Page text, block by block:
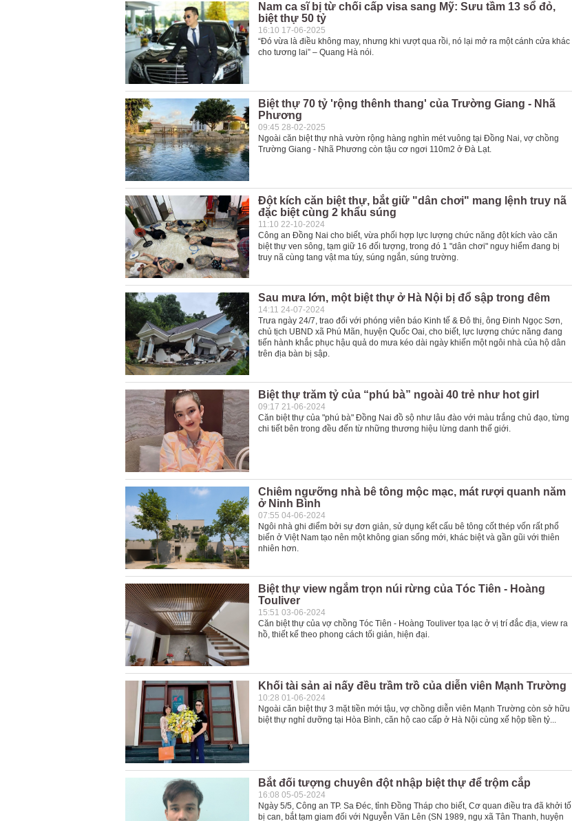
Nam ca sĩ bị từ chối cấp visa sang Mỹ: Sưu tầm 13 sổ đỏ,
biệt thự 50 tỷ
16:10 17-06-2025
“Đó vừa là điều không may, nhưng khi vượt qua rồi, nó lại mở ra một cánh cửa khác
cho tương lai” – Quang Hà nói.
Biệt thự 70 tỷ 'rộng thênh thang' của Trường Giang - Nhã
Phương
09:45 28-02-2025
Ngoài căn biệt thự nhà vườn rộng hàng nghìn mét vuông tại Đồng Nai, vợ chồng
Trường Giang - Nhã Phương còn tậu cơ ngơi 110m2 ở Đà Lạt.
Đột kích căn biệt thự, bắt giữ "dân chơi" mang lệnh truy nã
đặc biệt cùng 2 khẩu súng
11:10 22-10-2024
Công an Đồng Nai cho biết, vừa phối hợp lực lượng chức năng đột kích vào căn
biệt thự ven sông, tạm giữ 16 đối tượng, trong đó 1 "dân chơi" nguy hiểm đang bị
truy nã cùng tang vật ma túy, súng ngắn, súng trường.
Sau mưa lớn, một biệt thự ở Hà Nội bị đổ sập trong đêm
14:11 24-07-2024
Trưa ngày 24/7, trao đổi với phóng viên báo Kinh tế & Đô thị, ông Đinh Ngọc Sơn,
chủ tịch UBND xã Phú Mãn, huyện Quốc Oai, cho biết, lực lượng chức năng đang
tiến hành khắc phục hậu quả do mưa kéo dài ngày khiến một ngôi nhà của hộ dân
trên địa bàn bị sập.
Biệt thự trăm tỷ của “phú bà” ngoài 40 trẻ như hot girl
09:17 21-06-2024
Căn biệt thự của "phú bà" Đồng Nai đồ sộ như lâu đào với màu trắng chủ đạo, từng
chi tiết bên trong đều đến từ những thương hiệu lừng danh thế giới.
Chiêm ngưỡng nhà bê tông mộc mạc, mát rượi quanh năm
ở Ninh Bình
07:55 04-06-2024
Ngôi nhà ghi điểm bởi sự đơn giản, sử dụng kết cấu bê tông cốt thép vốn rất phổ
biến ở Việt Nam tạo nên một không gian sống mới, khác biệt và gần gũi với thiên
nhiên hơn.
Biệt thự view ngắm trọn núi rừng của Tóc Tiên - Hoàng
Touliver
15:51 03-06-2024
Căn biệt thự của vợ chồng Tóc Tiên - Hoàng Touliver tọa lạc ở vị trí đắc địa, view ra
hồ, thiết kế theo phong cách tối giản, hiện đại.
Khối tài sản ai nấy đều trầm trồ của diễn viên Mạnh Trường
10:28 01-06-2024
Ngoài căn biệt thự 3 mặt tiền mới tậu, vợ chồng diễn viên Mạnh Trường còn sở hữu
biệt thự nghỉ dưỡng tại Hòa Bình, căn hộ cao cấp ở Hà Nội cùng xế hộp tiền tỷ...
Bắt đối tượng chuyên đột nhập biệt thự để trộm cắp
16:08 05-05-2024
Ngày 5/5, Công an TP. Sa Đéc, tỉnh Đồng Tháp cho biết, Cơ quan điều tra đã khởi tố
bị can, bắt tạm giam đối với Nguyễn Văn Lên (SN 1989, ngụ xã Tân Thanh, huyện